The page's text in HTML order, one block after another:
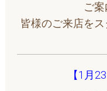
ご案
皆様のご来店を
【1月